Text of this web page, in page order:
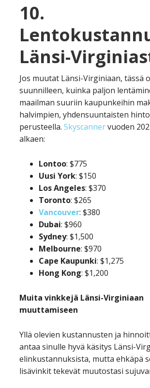
10.
Länsi-
Jos muutat Länsi-Virginiaan, tässä
suunnilleen, kuinka paljon
maailman suuriin kaupunkeihin
halvimpien, yhdensuuntaisten
perusteella. Skyscannervuoden
alkaen:
Lontoo: $775
Uusi York: $150
LosAngeles: $370
Toronto: $265
Vancouver: $380
Dubai: $960
Sydney: $1,500
Melbourne: $970
Cape Kaupunki: $1,275
Hong Kong: $1,200
Muita vinkkejä Länsi-Virginiaan
muuttamiseen
Yllä olevien kustannusten ja
antaa sinulle hyvä käsitys Länsi-
elinkustannuksista, mutta ehkäpä
lisävinkit tekevät muutostasi